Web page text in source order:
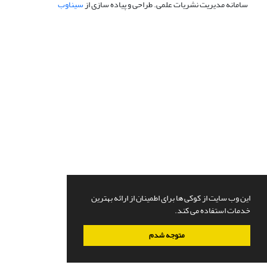
این وب سایت از کوکی ها برای اطمینان از ارائه بهترین
خدمات استفاده می کند.
متوجه شدم
سامانه مدیریت نشریات علمی.طراحی و پیاده سازی ازسیناوب